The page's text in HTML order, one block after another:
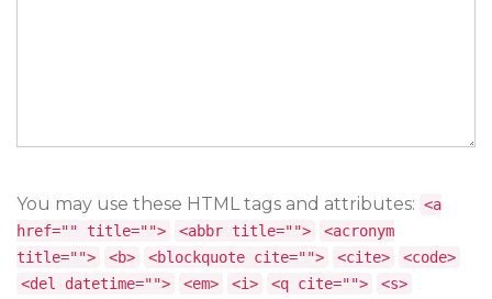
You may use these HTML tags and attributes: <a
href="" title="">
<abbr title="">
<acronym
title="">
<b> <blockquote cite=""> <cite>
<code>
<del datetime="">
<em> <i> <q cite="">
<s>